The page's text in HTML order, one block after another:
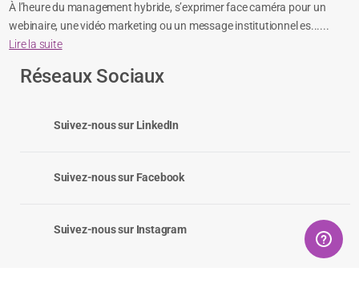
À l’heure du management hybride, s’exprimer face caméra pour un
webinaire, une vidéo marketing ou un message institutionnel es......
Lire la suite
Réseaux Sociaux
Suivez-nous sur LinkedIn
Suivez-nous sur Facebook
Suivez-nous sur Instagram